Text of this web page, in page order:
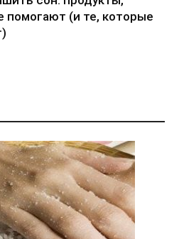
помогают (и те, которые